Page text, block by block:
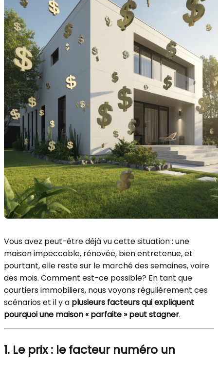
Vous avez peut-être déjà vu cette situation : une
maison impeccable, rénovée, bien entretenue, et
pourtant, elle reste sur le marché des semaines, voire
des mois. Comment est-ce possible? En tant que
courtiers immobiliers, nous voyons régulièrement ces
scénarios et il y a plusieurs facteurs qui expliquent
pourquoi une maison « parfaite » peut stagner.
1. Le prix : le facteur numéro un